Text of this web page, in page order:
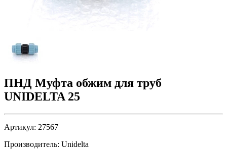
ПНД Муфта обжим для труб
UNIDELTA 25
Артикул: 27567
Производитель: Unidelta